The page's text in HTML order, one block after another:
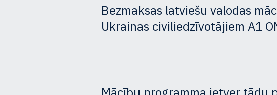
Bezmaksas latviešu valodas
Ukrainas civiliedzīvotājiem A1